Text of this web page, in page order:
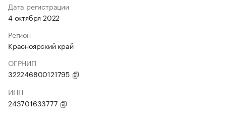
Дата регистрации
4 октября 2022
Регион
Красноярский край
ОГРНИП
322246800121795
ИНН
243701633777